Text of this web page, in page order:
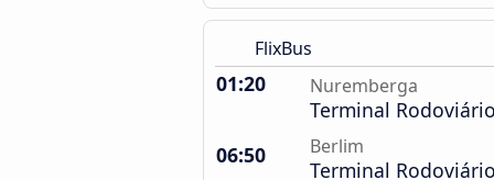
FlixBus
01:20 Nuremberga
Terminal Rodoviário
06:50
Berlim
Terminal Rodoviário